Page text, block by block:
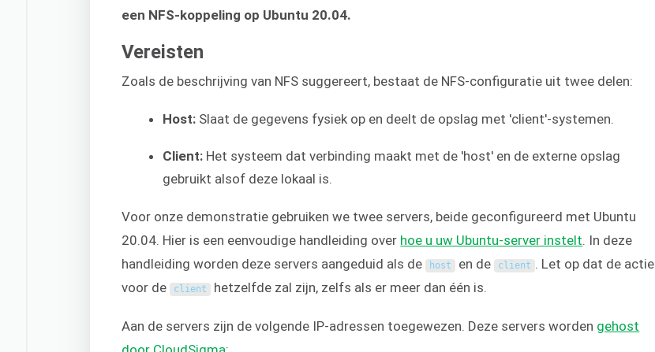
een NFS-koppeling op Ubuntu 20.04.
Vereisten
Zoals de beschrijving van NFS suggereert, bestaat de NFS-configuratie uit twee delen:
Host: Slaat de gegevens fysiek op en deelt de opslag met 'client'-systemen.
Client: Het systeem dat verbinding maakt met de 'host' en de externe opslag
gebruikt alsof deze lokaal is.
Voor onze demonstratie gebruiken we twee servers, beide geconfigureerd met Ubuntu
20.04. Hier is een eenvoudige handleiding over hoe u uw Ubuntu-server instelt. In deze
handleiding worden deze servers aangeduid als de host en de client . Let op dat de actie
voor de client hetzelfde zal zijn, zelfs als er meer dan één is.
Aan de servers zijn de volgende IP-adressen toegewezen. Deze servers worden gehost